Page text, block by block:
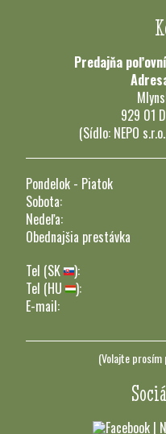
Predajňa
929 01
(Sídlo: NEPO
Pondelok - Piatok
Sobota:
Nedeľa:
Obednajšia prestávka
Tel (SK
):
Tel (HU
):
E-mail:
(Volajte prosím